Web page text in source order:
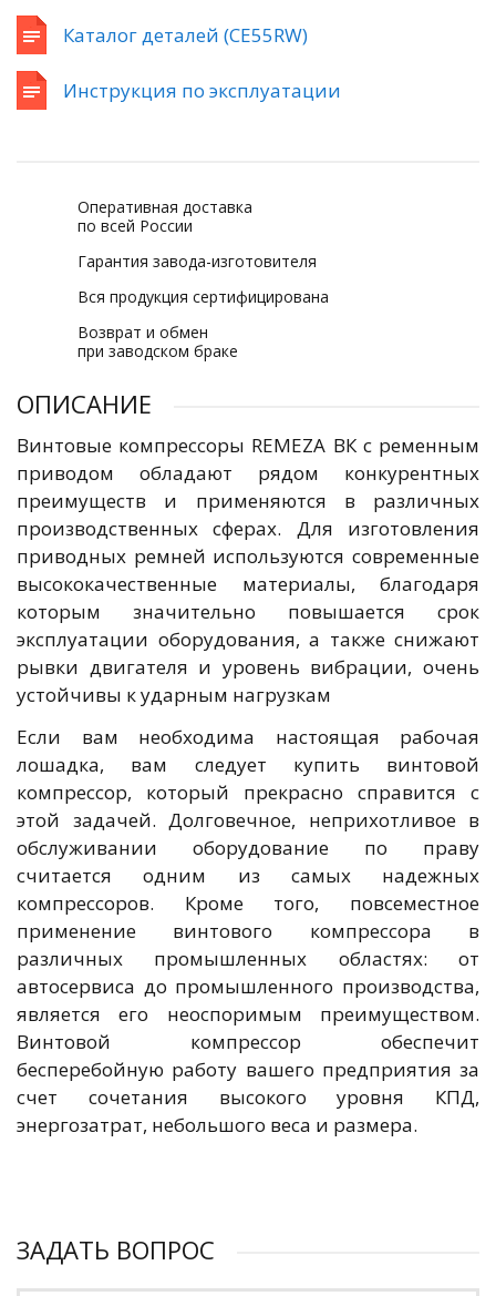
Каталог деталей (CE55RW)
Инструкция по эксплуатации
Оперативная доставка
по всей России
Гарантия завода-изготовителя
Вся продукция сертифицирована
Возврат и обмен
при заводском браке
ОПИСАНИЕ
Винтовые компрессоры REMEZA ВК с ременным
приводом обладают рядом конкурентных
преимуществ и применяются в различных
производственных сферах. Для изготовления
приводных ремней используются современные
высококачественные материалы, благодаря
которым значительно повышается срок
эксплуатации оборудования, а также снижают
рывки двигателя и уровень вибрации, очень
устойчивы к ударным нагрузкам
Если вам необходима настоящая рабочая
лошадка, вам следует купить винтовой
компрессор, который прекрасно справится с
этой задачей. Долговечное, неприхотливое в
обслуживании оборудование по праву
считается одним из самых надежных
компрессоров. Кроме того, повсеместное
применение винтового компрессора в
различных промышленных областях: от
автосервиса до промышленного производства,
является его неоспоримым преимуществом.
Винтовой компрессор обеспечит
бесперебойную работу вашего предприятия за
счет сочетания высокого уровня КПД,
энергозатрат, небольшого веса и размера.
ЗАДАТЬ ВОПРОС